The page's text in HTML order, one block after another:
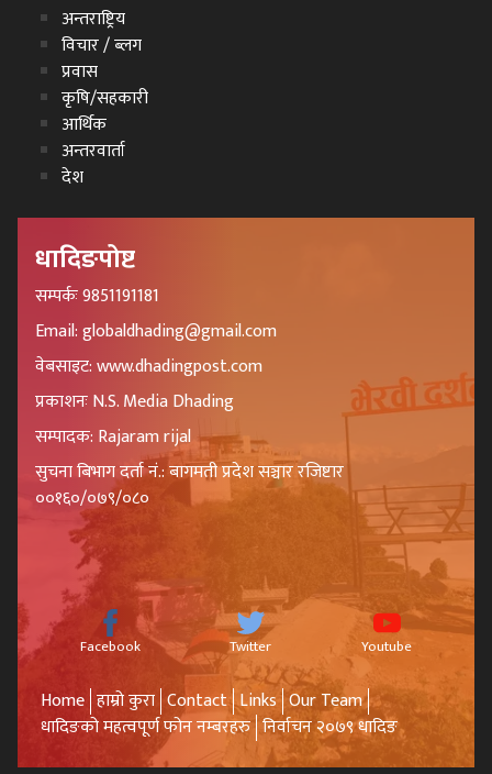
अन्तराष्ट्रिय
विचार / ब्लग
प्रवास
कृषि/सहकारी
आर्थिक
अन्तरवार्ता
देश
धादिङपोष्ट
सम्पर्कः 9851191181
Email: globaldhading@gmail.com
वेबसाइट: www.dhadingpost.com
प्रकाशनः N.S. Media Dhading
सम्पादक: Rajaram rijal
सुचना बिभाग दर्ता नं.: बागमती प्रदेश सञ्चार रजिष्टार
००१६०/०७९/०८०
Facebook Twitter Youtube
Home हाम्रो कुरा Contact Links Our Team
धादिङको महत्वपूर्ण फोन नम्बरहरु निर्वाचन २०७९ धादिङ